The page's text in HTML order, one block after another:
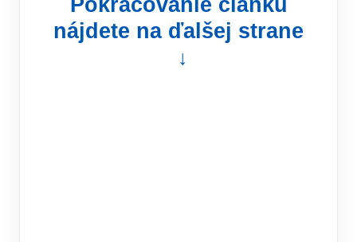
nájdete na ďalšej strane
↓